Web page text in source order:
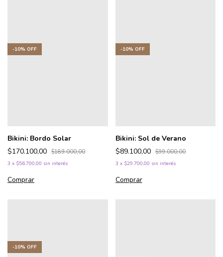
-10% OFF
Bikini: Bordo Solar
$170.100,00 $189.000,00
3 x $56.700,00 sin interés
Comprar
-10% OFF
Bikini: Sol de Verano
$89.100,00 $99.000,00
3 x $29.700,00 sin interés
Comprar
-10% OFF